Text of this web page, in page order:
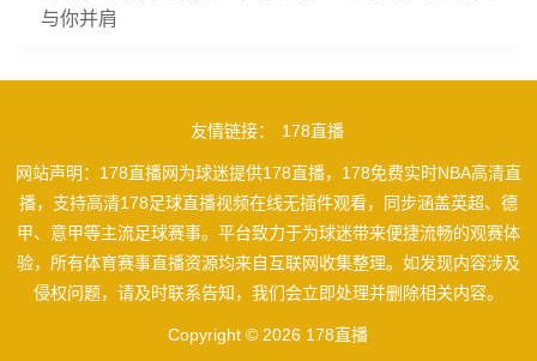
与你并肩
友情链接： 178直播
网站声明：178直播网为球迷提供178直播，178免费实时NBA高清直
播，支持高清178足球直播视频在线无插件观看，同步涵盖英超、德
甲、意甲等主流足球赛事。平台致力于为球迷带来便捷流畅的观赛体
验，所有体育赛事直播资源均来自互联网收集整理。如发现内容涉及
侵权问题，请及时联系告知，我们会立即处理并删除相关内容。
Copyright © 2026 178直播